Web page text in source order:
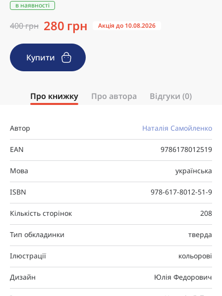
в наявності
400 грн 280 грн Акція до 10.08.2026
Купити
Про книжку Про автора Відгуки (0)
Автор Наталія Самойленко
EAN 9786178012519
Мова українська
ISBN 978-617-8012-51-9
Кількість сторінок 208
Тип обкладинки тверда
Ілюстрації кольорові
Дизайн Юлія Федорович